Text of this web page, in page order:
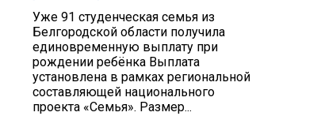
Уже 91 студенческая семья из
Белгородской области получила
единовременную выплату при
рождении ребёнка Выплата
установлена в рамках региональной
составляющей национального
проекта «Семья». Размер...